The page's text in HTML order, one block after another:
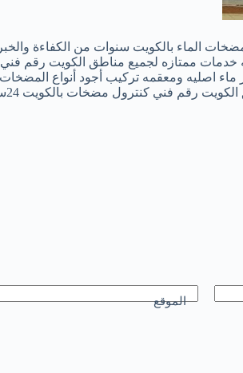
الماء بالكويت سنوات من الكفاءة
أدوات واغراض صحيه وفلاتر ماء اصليه ومعقمه
الموقع